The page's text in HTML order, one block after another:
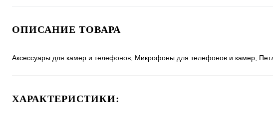
ОПИСАНИЕ ТОВАРА
Аксессуары для камер и телефонов, Микрофоны для телефонов и камер,
ХАРАКТЕРИСТИКИ: